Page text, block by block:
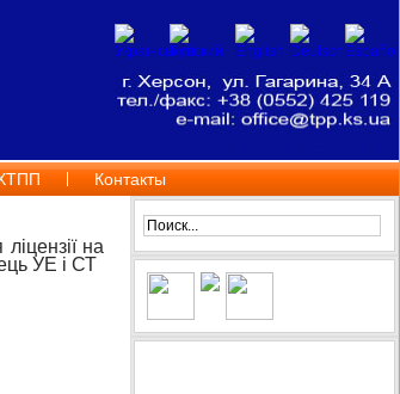
Контакты
на
УЕ і СТ